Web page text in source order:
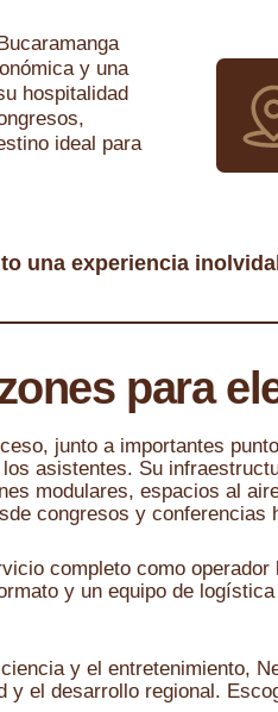
y una
hospitalidad
ideal para
una experiencia
para
junto a importantes
asistentes. Su
modulares, espacios al
congresos y
completo como
y un equipo de
y el entretenimiento,
el desarrollo regional.